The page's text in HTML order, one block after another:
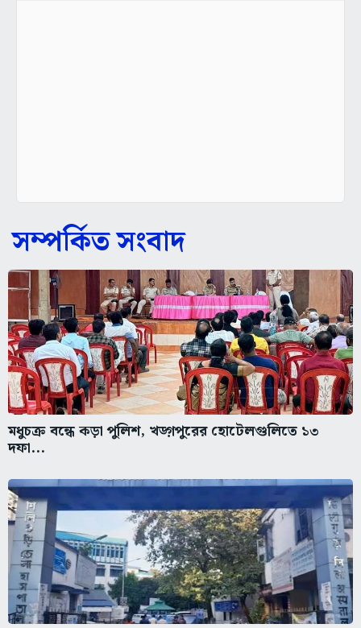
সম্পর্কিত সংবাদ
মধুচক্র বন্ধে কড়া পুলিশ, খড়্গপুরের হোটেলগুলিতে ১৩
দফা...